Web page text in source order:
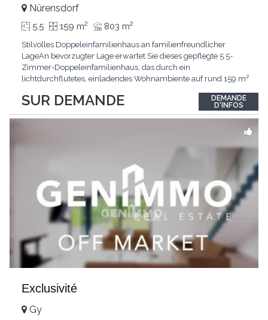
SUR DEMANDE
Nürensdorf
5.5 159 m2 803 m2
Stilvolles Doppeleinfamilienhaus an familienfreundlicher
LageAn bevorzugter Lage erwartet Sie dieses gepflegte 5.5-
Zimmer-Doppeleinfamilienhaus, das durch ein
lichtdurchflutetes, einladendes Wohnambiente auf rund 159 m²
Liegenschaft in einem hervorragenden Zustand und vereint
zeitgemässen Wohnkomfort perfekt mit nachhaltiger
DEMANDE
D'INFOS
Exclusivité
Gy